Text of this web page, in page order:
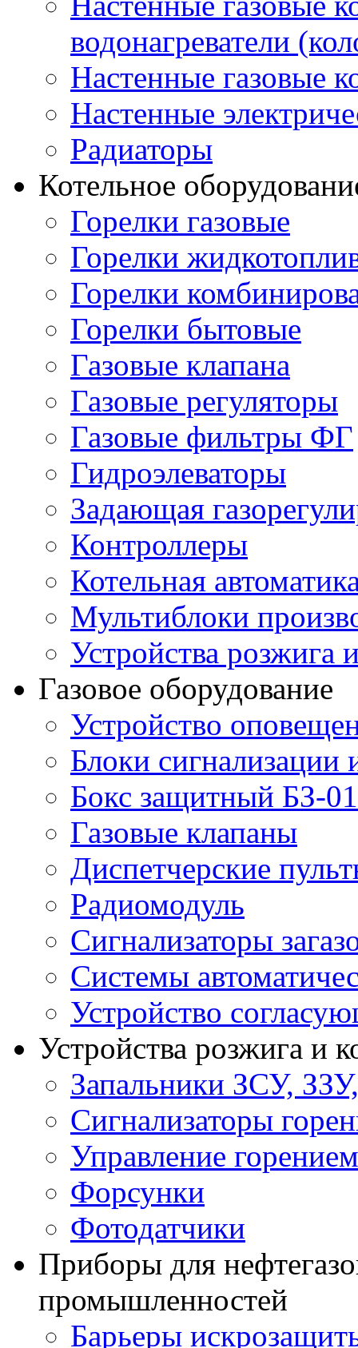
водонагреватели
Настенные газовые
Настенные
Радиаторы
Котельное
Горелки газовые
Горелки
Горелки
Горелки бытовые
Газовые клапана
Газовые регуляторы
Газовые фильтры ФГ
Гидроэлеваторы
Задающая
Контроллеры
Котельная
Мультиблоки
Устройства розжига
Газовое оборудование
Устройство
Блоки сигнализации
Бокс защитный БЗ-01
Газовые клапаны
Диспетчерские
Радиомодуль
Сигнализаторы
Системы
Устройство
Устройства розжига и
Запальники ЗСУ,
Сигнализаторы
Управление горением
Форсунки
Фотодатчики
Приборы для
промышленностей
Барьеры